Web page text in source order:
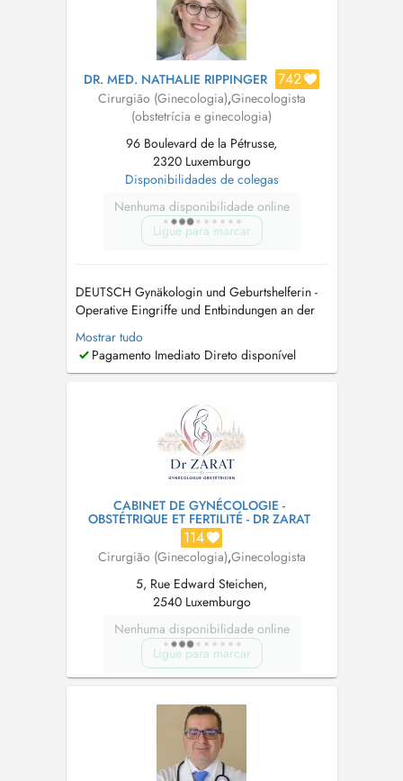
DR. MED. NATHALIE RIPPINGER 742
Cirurgião (Ginecologia),Ginecologista
(obstetrícia e ginecologia)
96 Boulevard de la Pétrusse,
2320 Luxemburgo
Disponibilidades de colegas
Nenhuma disponibilidade online
Ligue para marcar
DEUTSCH Gynäkologin und Geburtshelferin -
Operative Eingriffe und Entbindungen an der
Clinique Bohler - Hôpitaux Robert Schuman
Wichtige Hinweise zur Terminvereinbarung:
Für neue schwangere Patientinnen: Bitte keine
vorherige telefonische Rücksprache ist e...
Mostrar tudo
Pagamento Imediato Direto disponível
CABINET DE GYNÉCOLOGIE -
OBSTÉTRIQUE ET FERTILITÉ - DR ZARAT
114
Cirurgião (Ginecologia),Ginecologista
5, Rue Edward Steichen,
2540 Luxemburgo
Nenhuma disponibilidade online
Ligue para marcar